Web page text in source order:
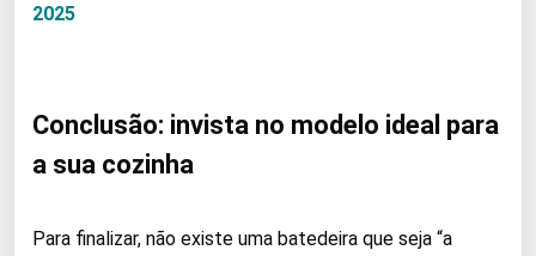
2025
Conclusão: invista no modelo ideal para
a sua cozinha
Para finalizar, não existe uma batedeira que seja “a